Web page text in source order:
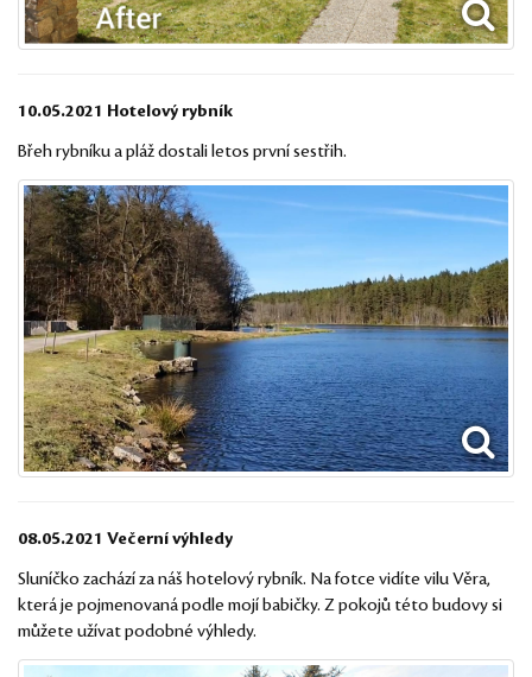
10.05.2021 Hotelový rybník
Břeh rybníku a pláž dostali letos první sestřih.
08.05.2021 Večerní výhledy
Sluníčko zachází za náš hotelový rybník. Na fotce vidíte vilu Věra,
která je pojmenovaná podle mojí babičky. Z pokojů této budovy si
můžete užívat podobné výhledy.